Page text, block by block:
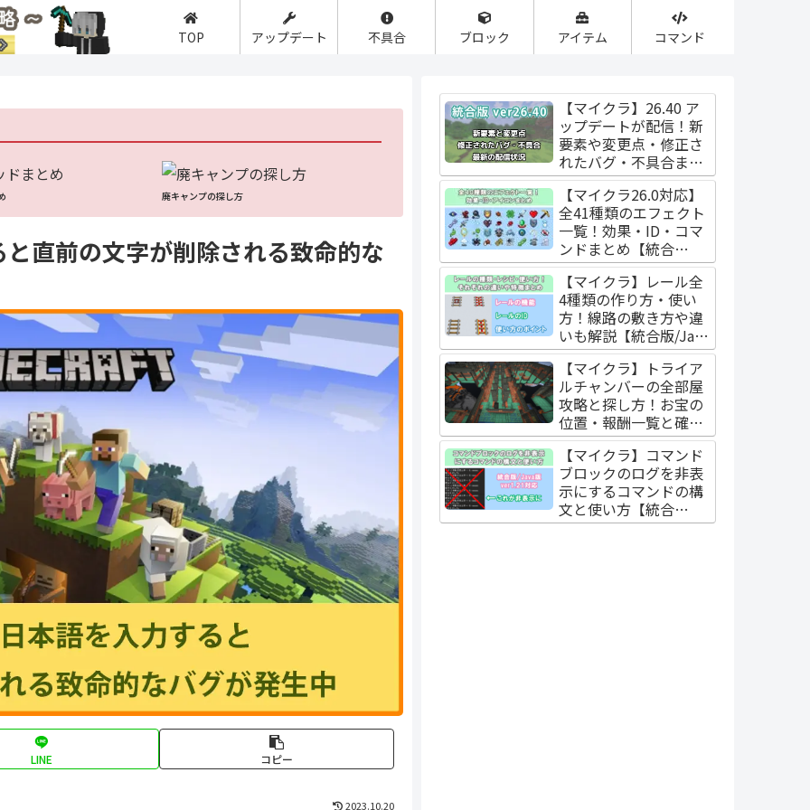
TOP アップデート 不具合 ブロック アイテム コマンド
廃キャンプの探し方
直前の文字が削除される致命的な
LINE コピー
2023.10.20
【マイクラ】26.40 ア
ップデートが配信！新
要素や変更点・修正さ
れたバグ・不具合まと
め【統合版】
【マイクラ26.0対応】
全41種類のエフェクト
一覧！効果・ID・コマ
ンドまとめ【統合
版/Java版】
【マイクラ】レール全
4種類の作り方・使い
方！線路の敷き方や違
いも解説【統合版/Java
版】
【マイクラ】トライア
ルチャンバーの全部屋
攻略と探し方！お宝の
位置・報酬一覧と確率
【Java版/統合版】
【マイクラ】コマンド
ブロックのログを非表
示にするコマンドの構
文と使い方【統合
版/Java版】